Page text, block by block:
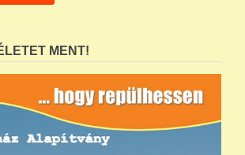
MENT!